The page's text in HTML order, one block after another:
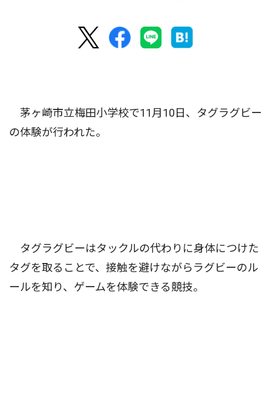
茅ヶ崎市立梅田小学校で11月10日、タグラグビー
の体験が行われた。
タグラグビーはタックルの代わりに身体につけた
タグを取ることで、接触を避けながらラグビーのル
ールを知り、ゲームを体験できる競技。